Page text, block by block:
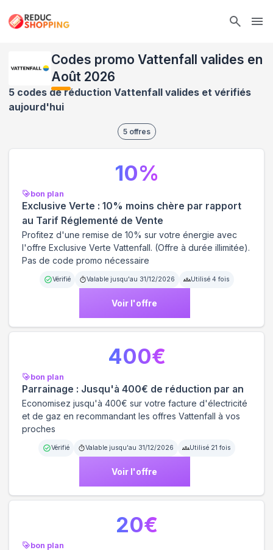
Codes promo Vattenfall valides en
Août 2026
5 codes de réduction Vattenfall valides et vérifiés
aujourd'hui
5 offres
bon plan
Exclusive Verte : 10% moins chère par rapport
au Tarif Réglementé de Vente
Profitez d'une remise de 10% sur votre énergie avec
l'offre Exclusive Verte Vattenfall. (Offre à durée illimitée).
Pas de code promo nécessaire
Vérifié Valable jusqu'au 31/12/2026 Utilisé 4 fois
Voir l'offre
10%
bon plan
Parrainage : Jusqu'à 400€ de réduction par an
Economisez jusqu'à 400€ sur votre facture d'électricité
et de gaz en recommandant les offres Vattenfall à vos
proches
Vérifié Valable jusqu'au 31/12/2026 Utilisé 21 fois
Voir l'offre
400€
bon plan
20€